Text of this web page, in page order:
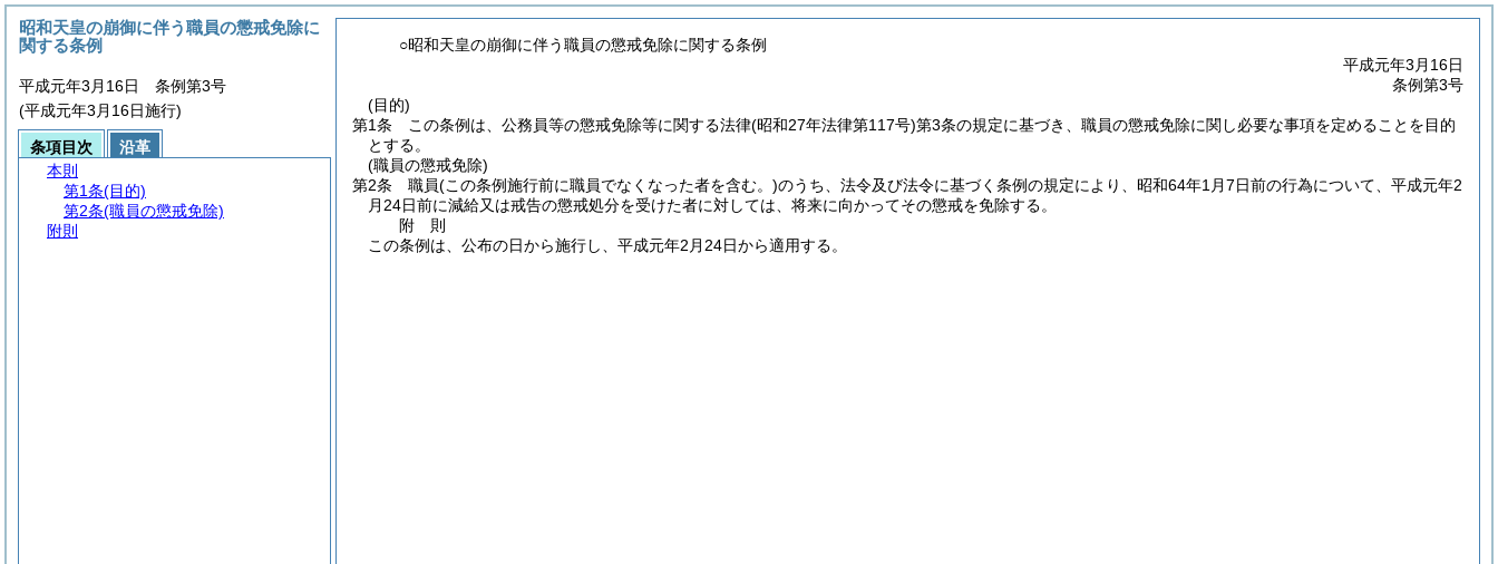
○昭和天皇の崩御に伴う職員の懲戒免除に関する条例
平成元年3月16日
条例第3号
(目的)
第1条
この条例は、公務員等の懲戒免除等に関する法律(昭和27年法律第117号)第3条の規定に基づき、職員の懲戒免除に関し必要な事項を定めることを目的
とする。
(職員の懲戒免除)
第2条
職員(この条例施行前に職員でなくなった者を含む。)のうち、法令及び法令に基づく条例の規定により、昭和64年1月7日前の行為について、平成元年2
月24日前に減給又は戒告の懲戒処分を受けた者に対しては、将来に向かってその懲戒を免除する。
附 則
この条例は、公布の日から施行し、平成元年2月24日から適用する。
昭和天皇の崩御に伴う職員の懲戒免除に
関する条例
平成元年3月16日 条例第3号
(平成元年3月16日施行)
条項目次
沿革
本則
第1条(目的)
第2条(職員の懲戒免除)
附則